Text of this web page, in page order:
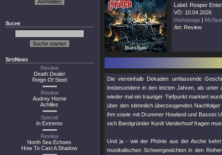
Suche
SiteNews
Review
Death Dealer
Reign Of Steel
Review
Audrey Horne
Achilles
Special
In Extremo
Review
North Sea Echoes
How To Cast A Shadow
Label: Reaper
VÖ: 10.04.2026
Homepage |
Art: Review
Die viereinhalb Dekaden umfassende
Insbesondere in den letzten Jahren, als
wieder mal ein trauriger Tiefpunkt markiert
über den stimmlich überzeugenden
ihm sowie mit Drummer Howland und Bassist
sich Bandgründer Kurdt Vanderhoof fragen
Und ja - wie der Phönix aus der Asche
musikalischen Schwergewichten in den